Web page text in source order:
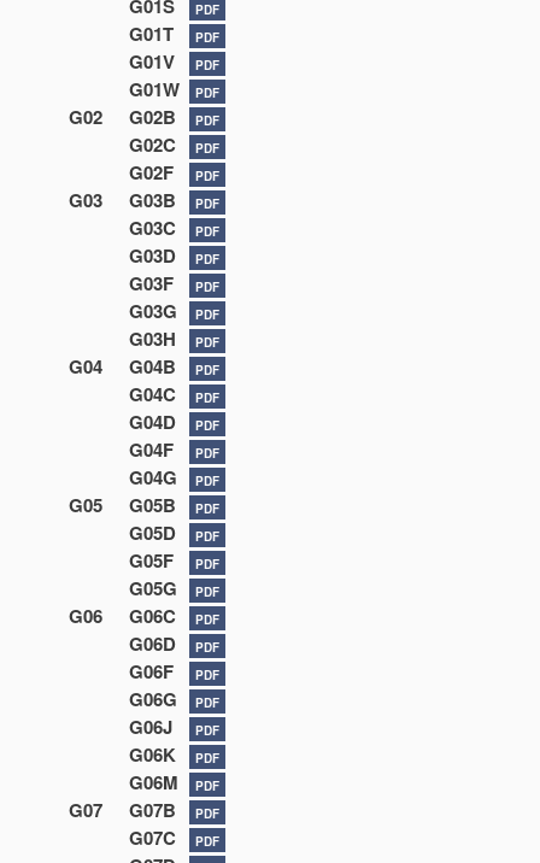
G01S PDF
G01T PDF
G01V PDF
G01W PDF
G02 G02B PDF
G02C PDF
G02F PDF
G03 G03B PDF
G03C PDF
G03D PDF
G03F PDF
G03G PDF
G03H PDF
G04 G04B PDF
G04C PDF
G04D PDF
G04F PDF
G04G PDF
G05 G05B PDF
G05D PDF
G05F PDF
G05G PDF
G06 G06C PDF
G06D PDF
G06F PDF
G06G PDF
G06J PDF
G06K PDF
G06M PDF
G07 G07B PDF
G07C PDF